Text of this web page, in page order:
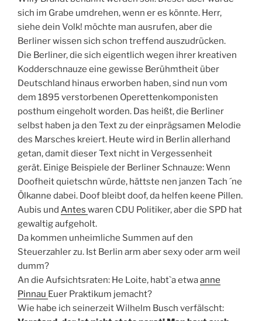
sich im Grabe umdrehen, wenn er es könnte. Herr,
siehe dein Volk! möchte man ausrufen, aber die
Berliner wissen sich schon treffend auszudrücken.
Die Berliner, die sich eigentlich wegen ihrer kreativen
Kodderschnauze eine gewisse Berühmtheit über
Deutschland hinaus erworben haben, sind nun vom
dem 1895 verstorbenen Operettenkomponisten
posthum eingeholt worden. Das heißt, die Berliner
selbst haben ja den Text zu der einprägsamen Melodie
des Marsches kreiert. Heute wird in Berlin allerhand
getan, damit dieser Text nicht in Vergessenheit
gerät. Einige Beispiele der Berliner Schnauze: Wenn
Doofheit quietschn würde, hättste nen janzen Tach ´ne
Ölkanne dabei. Doof bleibt doof, da helfen keene Pillen.
Aubis und Antes waren CDU Politiker, aber die SPD hat
gewaltig aufgeholt.
Da kommen unheimliche Summen auf den
Steuerzahler zu. Ist Berlin arm aber sexy oder arm weil
dumm?
An die Aufsichtsraten: He Loite, habt`a etwaanne
Pinnau Euer Praktikum jemacht?
Wie habe ich seinerzeit Wilhelm Busch verfälscht: